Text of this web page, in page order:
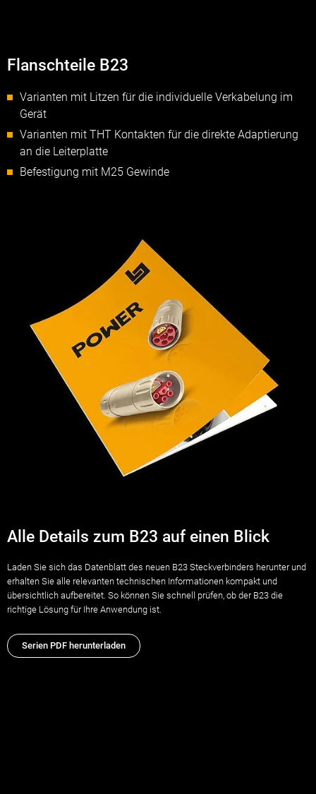
Flanschteile B23
Varianten mit Litzen für die individuelle Verkabelung im
Gerät
Varianten mit THT Kontakten für die direkte Adaptierung
an die Leiterplatte
Befestigung mit M25 Gewinde
Alle Details zum B23 auf einen Blick
Laden Sie sich das Datenblatt des neuen B23 Steckverbinders herunter und
erhalten Sie alle relevanten technischen Informationen kompakt und
übersichtlich aufbereitet. So können Sie schnell prüfen, ob der B23 die
richtige Lösung für Ihre Anwendung ist.
Serien PDF herunterladen